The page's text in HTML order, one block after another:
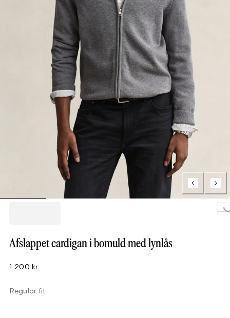
Loading...
Afslappet cardigan i bomuld med lynlås
1 200 kr
Regular fit